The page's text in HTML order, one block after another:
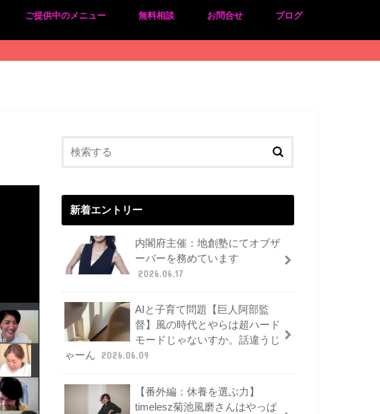
ご提供中のメニュー 無料相談 お問合せ ブログ
新着エントリー
内閣府主催：地創塾にてオブザ
ーバーを務めています
2026.06.17
AIと子育て問題【巨人阿部監
督】風の時代とやらは超ハード
モードじゃないすか。話違うじ
ゃーん
2026.06.09
【番外編：休養を選ぶ力】
timelesz菊池風磨さんはやっぱ